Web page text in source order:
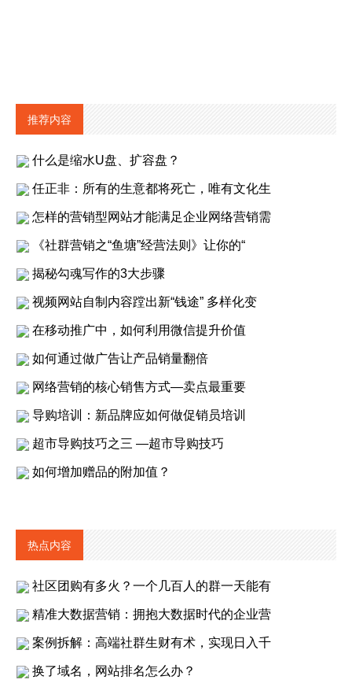
推荐内容
什么是缩水U盘、扩容盘？
任正非：所有的生意都将死亡，唯有文化生
怎样的营销型网站才能满足企业网络营销需
《社群营销之“鱼塘”经营法则》让你的“
揭秘勾魂写作的3大步骤
视频网站自制内容蹚出新“钱途” 多样化变
在移动推广中，如何利用微信提升价值
如何通过做广告让产品销量翻倍
网络营销的核心销售方式—卖点最重要
导购培训：新品牌应如何做促销员培训
超市导购技巧之三 —超市导购技巧
如何增加赠品的附加值？
热点内容
社区团购有多火？一个几百人的群一天能有
精准大数据营销：拥抱大数据时代的企业营
案例拆解：高端社群生财有术，实现日入千
换了域名，网站排名怎么办？